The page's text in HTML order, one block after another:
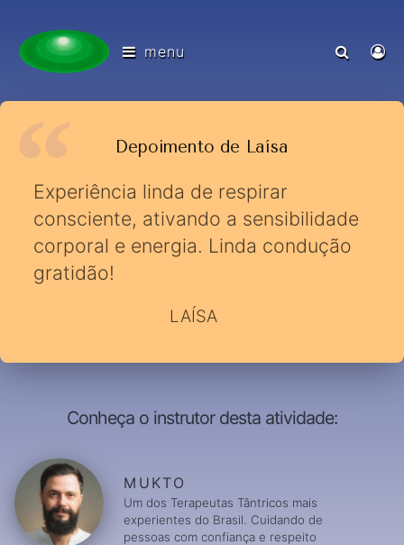
menu
Depoimento de Laísa
Experiência linda de respirar
consciente, ativando a sensibilidade
corporal e energia. Linda condução
gratidão!
LAÍSA
Conheça o instrutor desta atividade:
MUKTO
Um dos Terapeutas Tântricos mais
experientes do Brasil. Cuidando de
pessoas com confiança e respeito